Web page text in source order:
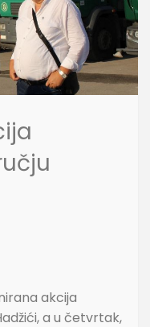
akcija
a u četvrtak,